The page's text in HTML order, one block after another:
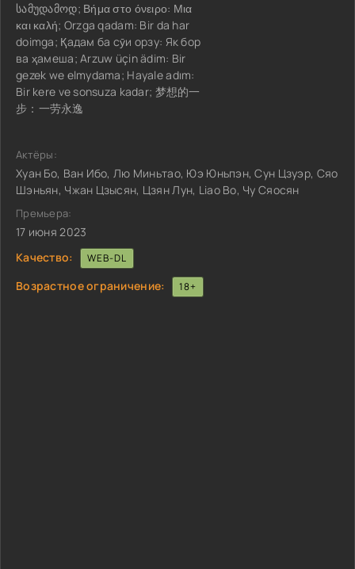
სამუდამოდ; Βήμα στο όνειρο: Μια
και καλή; Orzga qadam: Bir da har
doimga; Қадам ба сӯи орзу: Як бор
ва ҳамеша; Arzuw üçin ädim: Bir
gezek we elmydama; Hayale adım:
Bir kere ve sonsuza kadar; 梦想的一
步：一劳永逸
Актёры:
Хуан Бо, Ван Ибо, Лю Миньтао, Юэ Юньпэн, Сун Цзуэр, Сяо
Шэньян, Чжан Цзысян, Цзян Лун, Liao Bo, Чу Сяосян
Премьера:
17 июня 2023
Качество:
WEB-DL
Возрастное ограничение: 18+